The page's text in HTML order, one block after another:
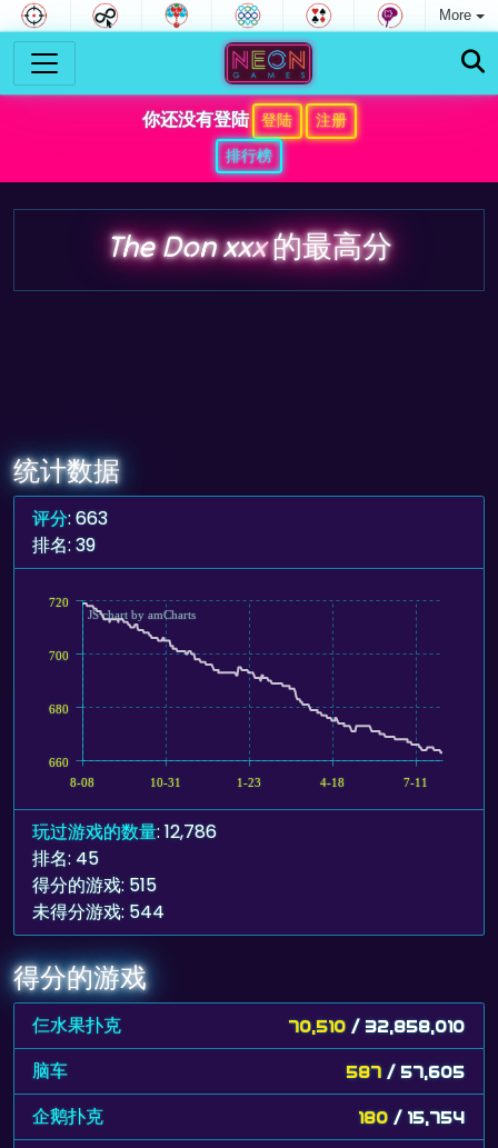
More
你还没有登陆 登陆
注册
排行榜
The Don xxx的最高分
统计数据
评分: 663
排名: 39
8-08 10-31 1-23 4-18 7-11
660
680
700
720
JS chart by amCharts
玩过游戏的数量: 12,786
排名: 45
得分的游戏: 515
未得分游戏: 544
得分的游戏
仨水果扑克 70,510 / 32,858,010
脑车 587 / 57,605
企鹅扑克 180 / 15,754